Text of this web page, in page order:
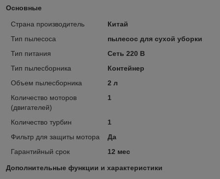
Основные
Страна производитель
Китай
Тип пылесоса
пылесос для сухой уборки
Тип питания
Сеть 220 В
Тип пылесборника
Контейнер
Объем пылесборника
2 л
Количество моторов
(двигателей)
1
Количество турбин
1
Фильтр для защиты мотора
Да
Гарантийный срок
12 мес
Дополнительные функции и характеристики